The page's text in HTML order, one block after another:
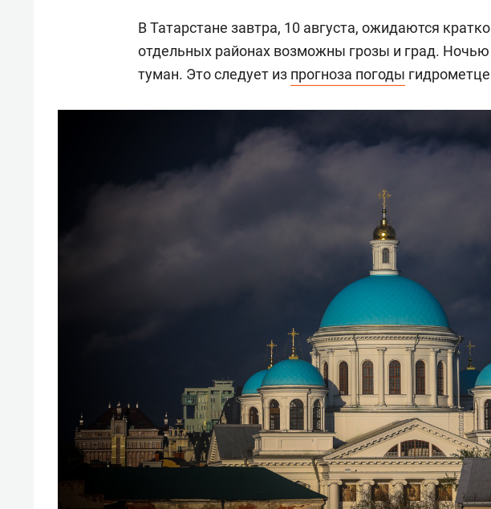
В Татарстане завтра, 10 августа, ожидаются
отдельных районах возможны грозы и град.
туман. Это следует из прогноза погоды